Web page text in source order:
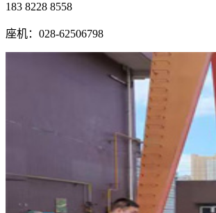
183 8228 8558
座机：028-62506798